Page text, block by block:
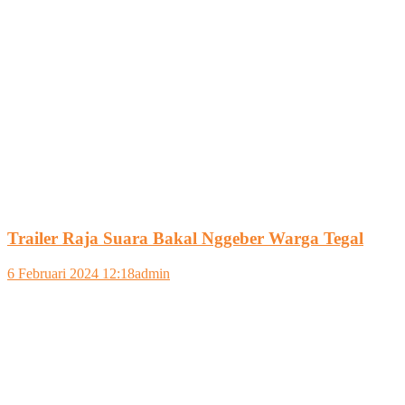
Trailer Raja Suara Bakal Nggeber Warga Tegal
6 Februari 2024 12:18admin